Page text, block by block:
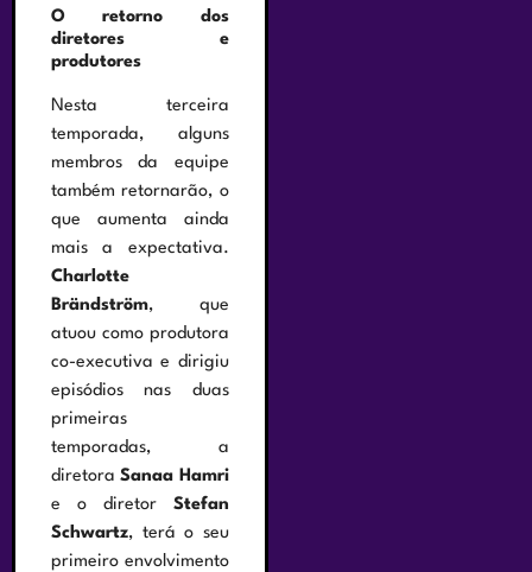
O retorno dos
diretores e
produtores
Nesta terceira
temporada, alguns
membros da equipe
também retornarão, o
que aumenta ainda
mais a expectativa.
Charlotte
Brändström, que
atuou como produtora
co-executiva e dirigiu
episódios nas duas
primeiras
temporadas, a
diretoraSanaa Hamri
e o diretor Stefan
Schwartz, terá o seu
primeiro envolvimento